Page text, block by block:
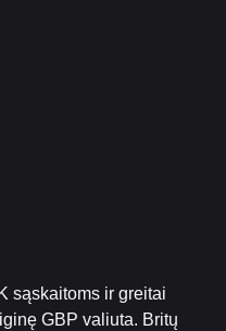
sąskaitoms ir greitai
GBP valiuta. Britų